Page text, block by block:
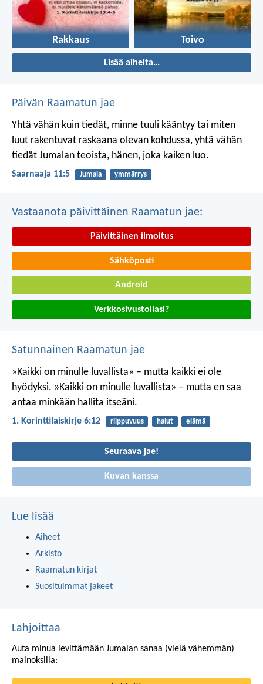
Rakkaus Toivo
Lisää aiheita…
Päivän Raamatun jae
Yhtä vähän kuin tiedät, minne tuuli kääntyy tai miten
luut rakentuvat raskaana olevan kohdussa, yhtä vähän
tiedät Jumalan teoista, hänen, joka kaiken luo.
Saarnaaja 11:5 Jumala ymmärrys
Vastaanota päivittäinen Raamatun jae:
Päivittäinen ilmoitus
Sähköposti
Android
Verkkosivustollasi?
Satunnainen Raamatun jae
»Kaikki on minulle luvallista» – mutta kaikki ei ole
hyödyksi. »Kaikki on minulle luvallista» – mutta en saa
antaa minkään hallita itseäni.
1. Korinttilaiskirje 6:12 riippuvuus halut elämä
Seuraava jae!
Kuvan kanssa
Lue lisää
Aiheet
Arkisto
Raamatun kirjat
Suosituimmat jakeet
Lahjoittaa
Auta minua levittämään Jumalan sanaa (vielä vähemmän)
mainoksilla: